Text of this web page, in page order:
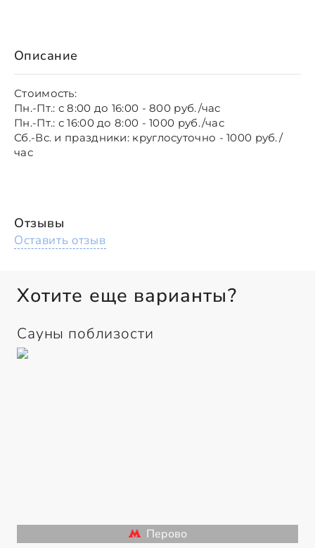
Описание
Стоимость:
Пн.-Пт.: с 8:00 до 16:00 - 800 руб./час
Пн.-Пт.: с 16:00 до 8:00 - 1000 руб./час
Сб.-Вс. и праздники: круглосуточно - 1000 руб./
час
Отзывы
Оставить отзыв
Хотите еще варианты?
Сауны поблизости
Перово